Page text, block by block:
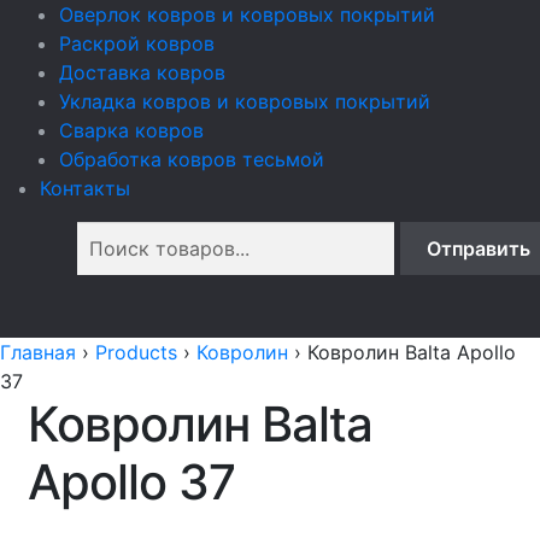
Оверлок ковров и ковровых покрытий
Раскрой ковров
Доставка ковров
Укладка ковров и ковровых покрытий
Сварка ковров
Обработка ковров тесьмой
Контакты
Главная › Products › Ковролин › Ковролин Balta Apollo
37
Ковролин Balta
Apollo 37